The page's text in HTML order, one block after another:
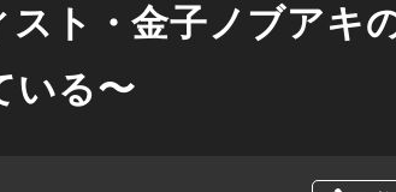
ト・金子ノブア
いる〜